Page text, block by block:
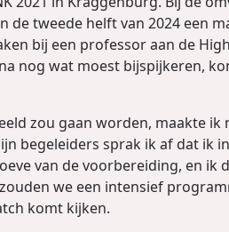
tweede helft van 2024 een
bij een professor aan de
nog wat moest bijspijkeren,
zou gaan worden, maakte ik
begeleiders sprak ik af dat ik
van de voorbereiding, en ik
we een intensief
komt kijken.